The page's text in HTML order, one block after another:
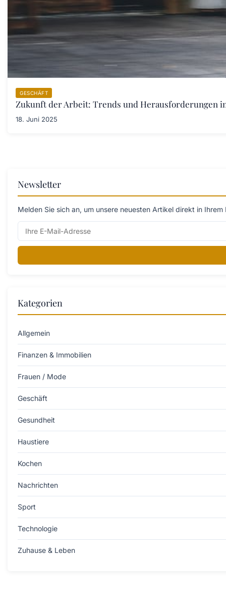
GESCHÄFT
Zukunft der Arbeit: Trends und Herausforderungen
18. Juni 2025
Newsletter
Melden Sie sich an, um unsere neuesten Artikel direkt in
Kategorien
Allgemein
Finanzen & Immobilien
Frauen / Mode
Geschäft
Gesundheit
Haustiere
Kochen
Nachrichten
Sport
Technologie
Zuhause & Leben